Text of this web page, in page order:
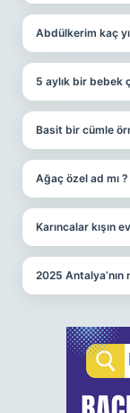
Abdülkerim kaç
5 aylık bir bebek
Basit bir cümle
Ağaç özel ad mı ?
Karıncalar kışın
2025